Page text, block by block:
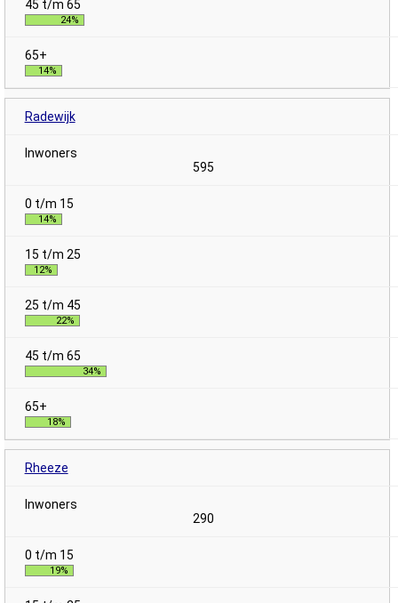
24%
14%
Radewijk
595
14%
12%
22%
34%
18%
Rheeze
290
19%